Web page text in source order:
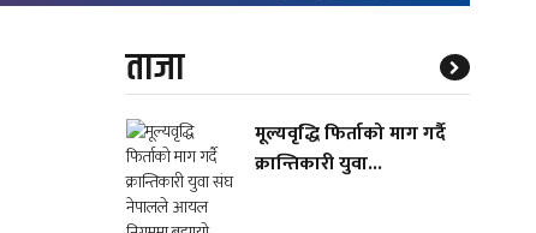
ताजा
मूल्यवृद्धि फिर्ताको माग गर्दै
क्रान्तिकारी युवा...